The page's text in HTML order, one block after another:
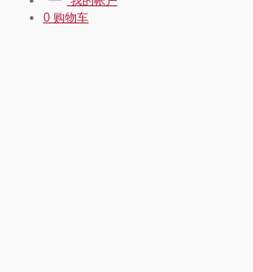
0 购物车